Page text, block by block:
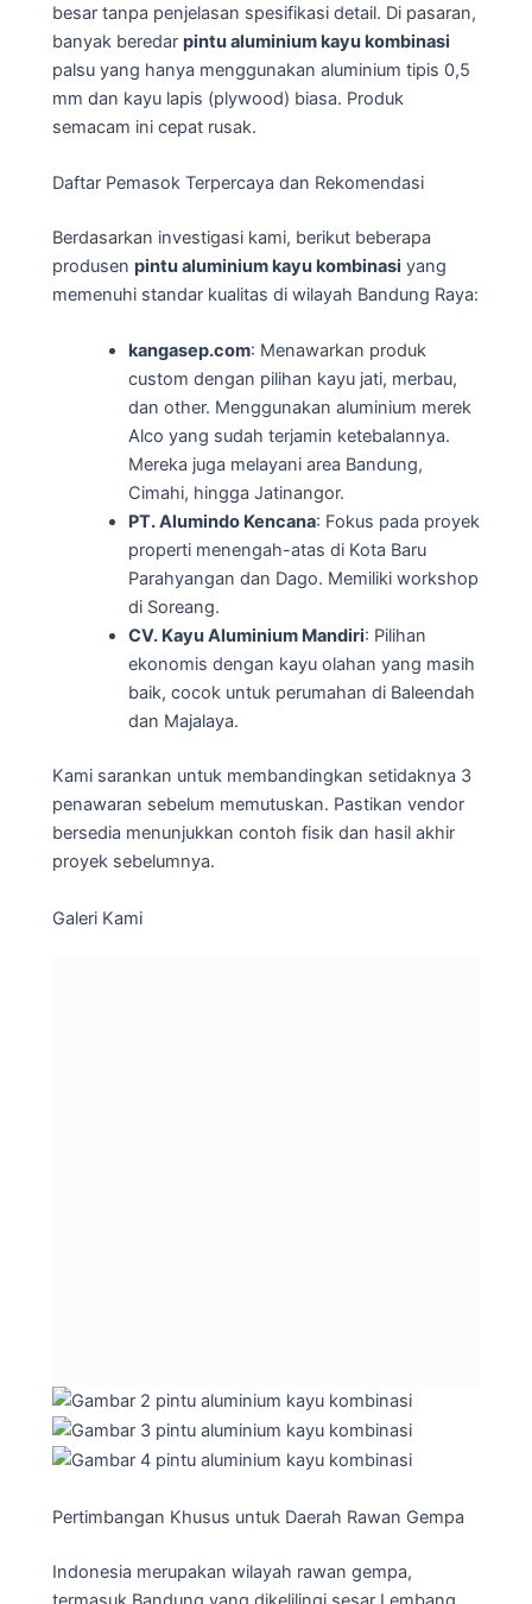
besar tanpa penjelasan spesifikasi detail. Di pasaran,
banyak beredar pintu aluminium kayu kombinasi
palsu yang hanya menggunakan aluminium tipis 0,5
mm dan kayu lapis (plywood) biasa. Produk
semacam ini cepat rusak.
Daftar Pemasok Terpercaya dan Rekomendasi
Berdasarkan investigasi kami, berikut beberapa
produsen pintu aluminium kayu kombinasi yang
memenuhi standar kualitas di wilayah Bandung Raya:
kangasep.com: Menawarkan produk
custom dengan pilihan kayu jati, merbau,
dan other. Menggunakan aluminium merek
Alco yang sudah terjamin ketebalannya.
Mereka juga melayani area Bandung,
Cimahi, hingga Jatinangor.
PT. Alumindo Kencana: Fokus pada proyek
properti menengah-atas di Kota Baru
Parahyangan dan Dago. Memiliki workshop
di Soreang.
CV. Kayu Aluminium Mandiri: Pilihan
ekonomis dengan kayu olahan yang masih
baik, cocok untuk perumahan di Baleendah
dan Majalaya.
Kami sarankan untuk membandingkan setidaknya 3
penawaran sebelum memutuskan. Pastikan vendor
bersedia menunjukkan contoh fisik dan hasil akhir
proyek sebelumnya.
Galeri Kami
Pertimbangan Khusus untuk Daerah Rawan Gempa
Indonesia merupakan wilayah rawan gempa,